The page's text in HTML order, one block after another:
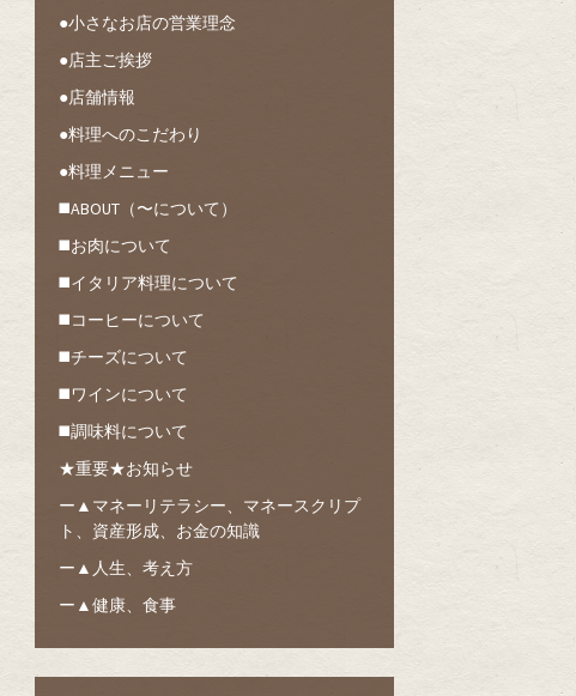
●小さなお店の営業理念
●店主ご挨拶
●店舗情報
●料理へのこだわり
●料理メニュー
◼️ABOUT（〜について）
◼️お肉について
◼️イタリア料理について
◼️コーヒーについて
◼️チーズについて
◼️ワインについて
◼️調味料について
★重要★お知らせ
ー▲マネーリテラシー、マネースクリプ
ト、資産形成、お金の知識
ー▲人生、考え方
ー▲健康、食事